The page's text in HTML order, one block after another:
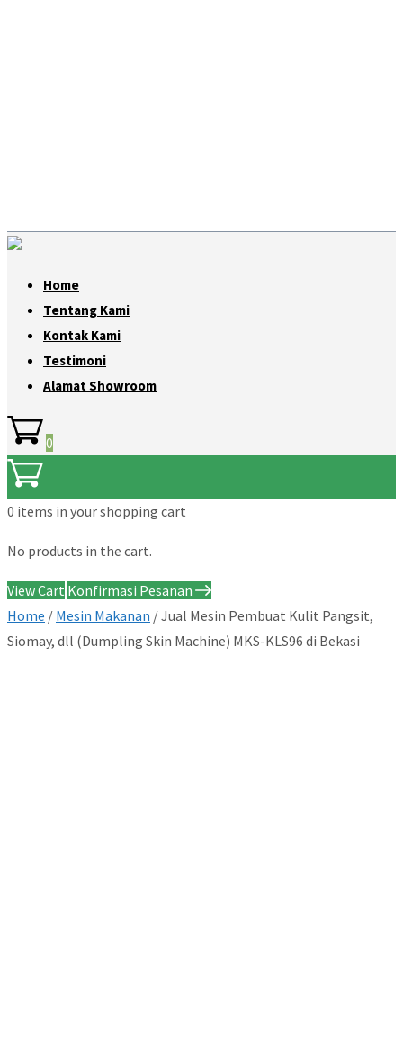
Home
Tentang Kami
Kontak Kami
Testimoni
Alamat Showroom
0
0 items in your shopping cart
No products in the cart.
View Cart Konfirmasi Pesanan
Home / Mesin Makanan / Jual Mesin Pembuat Kulit Pangsit,
Siomay, dll (Dumpling Skin Machine) MKS-KLS96 di Bekasi